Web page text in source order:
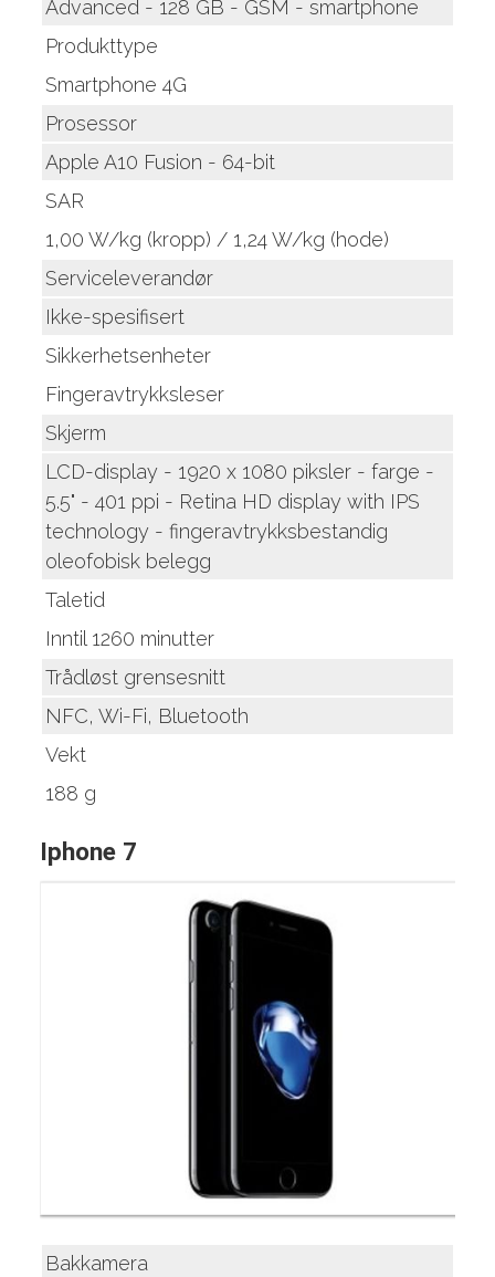
Advanced - 128 GB - GSM - smartphone
Produkttype
Smartphone 4G
Prosessor
Apple A10 Fusion - 64-bit
SAR
1,00 W/kg (kropp) / 1,24 W/kg (hode)
Serviceleverandør
Ikke-spesifisert
Sikkerhetsenheter
Fingeravtrykksleser
Skjerm
LCD-display - 1920 x 1080 piksler - farge -
5.5" - 401 ppi - Retina HD display with IPS
technology - fingeravtrykksbestandig
oleofobisk belegg
Taletid
Inntil 1260 minutter
Trådløst grensesnitt
NFC, Wi-Fi, Bluetooth
Vekt
188 g
Iphone 7
Bakkamera